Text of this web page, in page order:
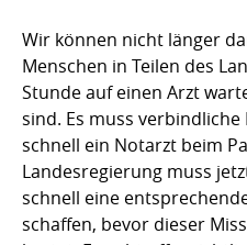
Wir können nicht länger
Menschen in Teilen des
Stunde auf einen Arzt
sind. Es muss
schnell ein Notarzt beim
Landesregierung muss
schnell eine
schaffen, bevor dieser